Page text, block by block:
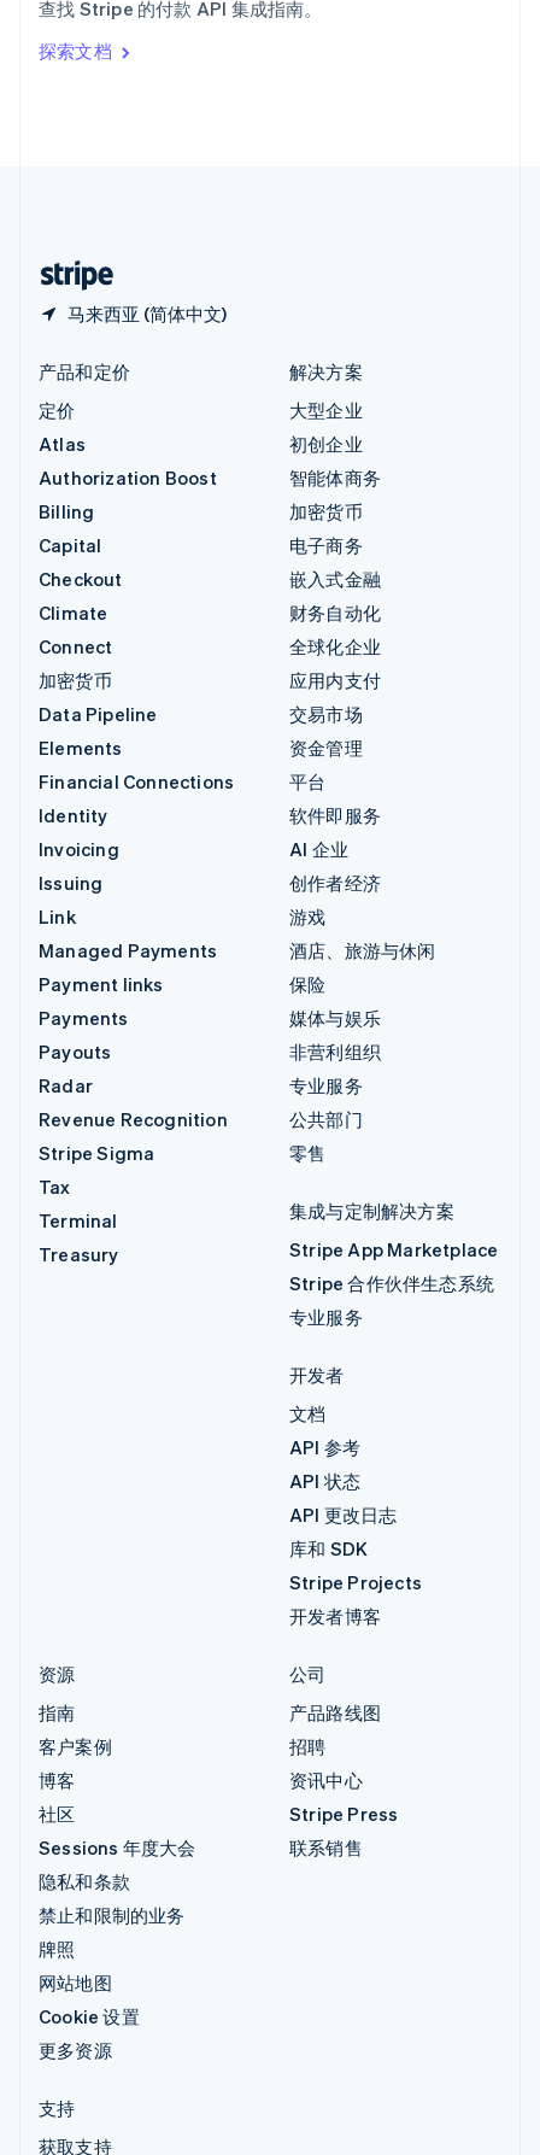
查找 Stripe 的付款 API 集成指南。
探索文档
马来西亚 (简体中文)
ItalianoEnglish
印度
English
产品和定价
定价
Atlas
Authorization Boost
Billing
Capital
Checkout
Climate
Connect
加密货币
Data Pipeline
Elements
Financial Connections
Identity
Invoicing
Issuing
Link
Managed Payments
Payment links
Payments
Payouts
Radar
Revenue Recognition
Stripe Sigma
Tax
Terminal
Treasury
解决方案
大型企业
初创企业
智能体商务
加密货币
电子商务
嵌入式金融
财务自动化
全球化企业
应用内支付
交易市场
资金管理
平台
软件即服务
AI 企业
创作者经济
游戏
酒店、旅游与休闲
保险
媒体与娱乐
非营利组织
专业服务
公共部门
零售
集成与定制解决方案
Stripe App Marketplace
Stripe 合作伙伴生态系统
专业服务
开发者
文档
API 参考
API 状态
API 更改日志
库和 SDK
Stripe Projects
开发者博客
资源
指南
客户案例
博客
社区
Sessions 年度大会
隐私和条款
禁止和限制的业务
牌照
网站地图
Cookie 设置
更多资源
公司
产品路线图
招聘
资讯中心
Stripe Press
联系销售
支持
获取支持